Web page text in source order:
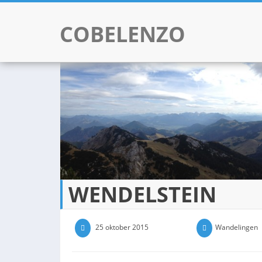
COBELENZO
Skip to content
WENDELSTEIN
25 oktober 2015 Wandelingen